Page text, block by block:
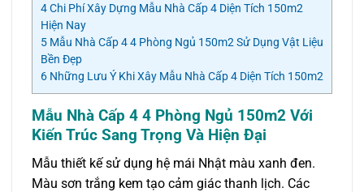
4Chi Phí Xây Dựng Mẫu Nhà Cấp 4 Diện Tích 150m2
Hiện Nay
5 Mẫu Nhà Cấp 4 4 Phòng Ngủ 150m2 Sử Dụng Vật Liệu
Bền Đẹp
6 Những Lưu Ý Khi Xây Mẫu Nhà Cấp 4 Diện Tích 150m2
Mẫu Nhà Cấp 4 4 Phòng Ngủ 150m2 Với
Kiến Trúc Sang Trọng Và Hiện Đại
Mẫu thiết kế sử dụng hệ mái Nhật màu xanh đen.
Màu sơn trắng kem tạo cảm giác thanh lịch. Các